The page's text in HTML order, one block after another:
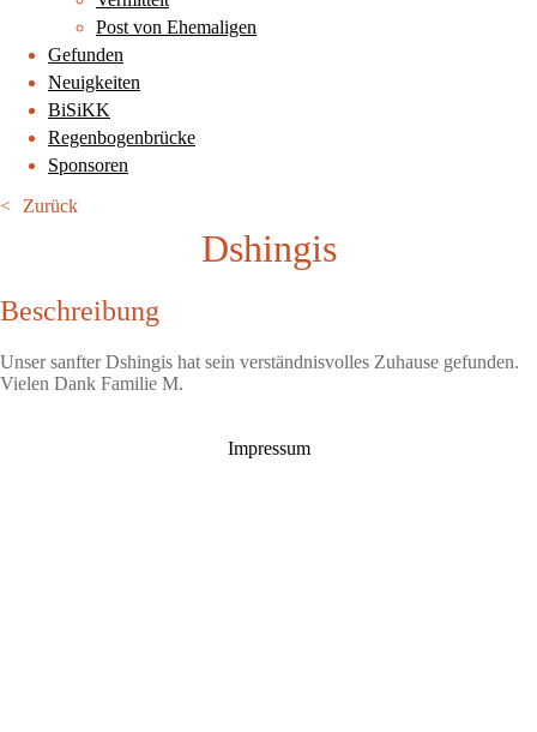
Post von Ehemaligen
Gefunden
Neuigkeiten
BiSiKK
Regenbogenbrücke
Sponsoren
Zurück
Dshingis
Beschreibung
Unser sanfter Dshingis hat sein verständnisvolles Zuhause gefunden.
Vielen Dank Familie M.
Impressum